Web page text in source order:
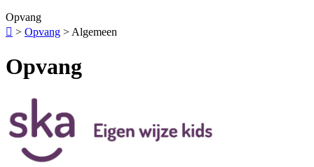
Opvang
 > Opvang > Algemeen
Opvang